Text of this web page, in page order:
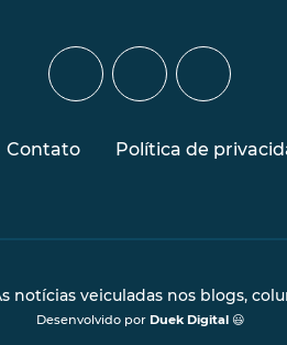
Contato Política de
notícias veiculadas nos blogs,
Desenvolvido por Duek Digital😃